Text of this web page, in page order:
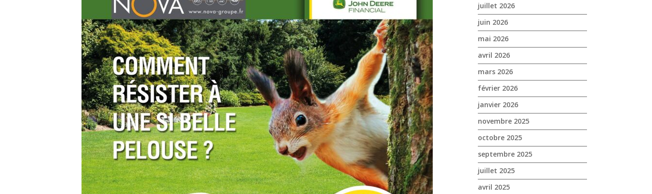
juillet 2026
juin 2026
mai 2026
avril 2026
mars 2026
février 2026
janvier 2026
novembre 2025
octobre 2025
septembre 2025
juillet 2025
avril 2025